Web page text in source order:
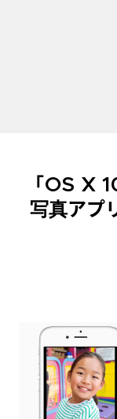
「OS X
写真アプ